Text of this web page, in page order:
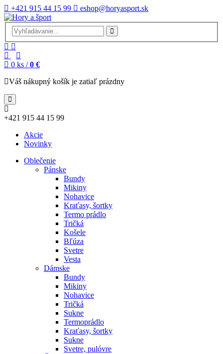
+421 915 44 15 99 eshop@horyasport.sk
0 ks / 0 €
Váš nákupný košík je zatiaľ prázdny
+421 915 44 15 99
Akcie
Novinky
Oblečenie
Pánske
Bundy
Mikiny
Nohavice
Kraťasy, šortky
Termo prádlo
Tričká
Košele
Bľúza
Svetre
Vesta
Dámske
Bundy
Mikiny
Nohavice
Tričká
Sukne
Termoprádlo
Kraťasy, šortky
Sukne
Svetre, pulóvre